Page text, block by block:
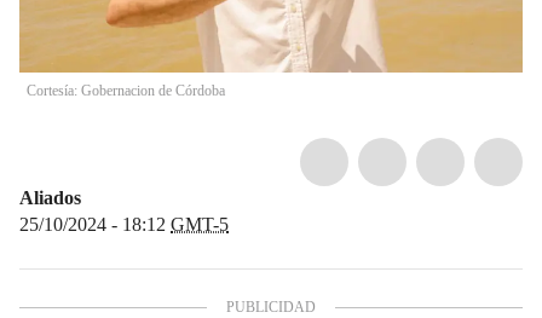
Cortesía: Gobernacion de Córdoba
Aliados
25/10/2024 - 18:12 GMT-5